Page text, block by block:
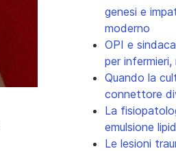
genesi e
moderno
OPI e
per
Quando la
connettore
La
emulsione
Le lesioni